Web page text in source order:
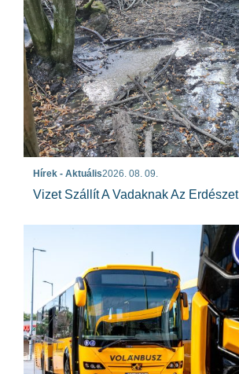
Hírek - Aktuális2026. 08. 09.
Vizet Szállít A Vadaknak Az Erdészet